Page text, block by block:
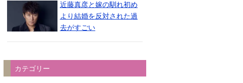
近藤真彦と嫁の馴れ初め
より結婚を反対された過
去がすごい
カテゴリー